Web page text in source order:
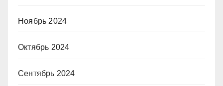
Ноябрь 2024
Октябрь 2024
Сентябрь 2024